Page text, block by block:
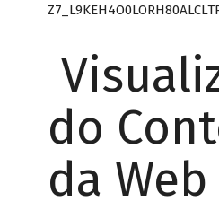
do
da Web